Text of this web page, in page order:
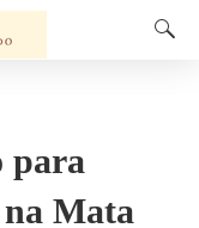
para
Mata